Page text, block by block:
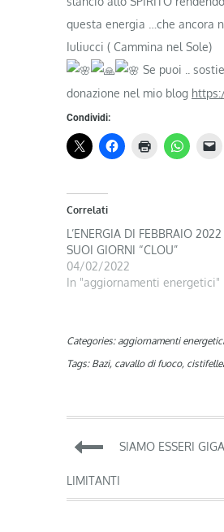
questa energia …che ancora
Iuliucci ( Cammina nel Sole)
Se puoi ..
donazione nel mio blog
Condividi:
Correlati
L’ENERGIA DI FEBBRAIO
SUOI GIORNI “CLOU”
04/02/2022
In "aggiornamenti energetici"
Categories: aggiornamenti energetici
Tags: Bazi, cavallo di fuoco,
articoli
SIAMO ESSERI
LIMITANTI